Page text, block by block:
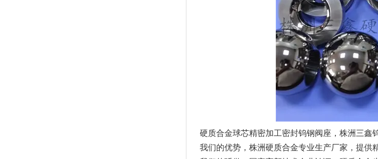
硬质合金球芯精密加工密封钨钢阀座，株洲三鑫
我们的优势，株洲硬质合金专业生产厂家，提供